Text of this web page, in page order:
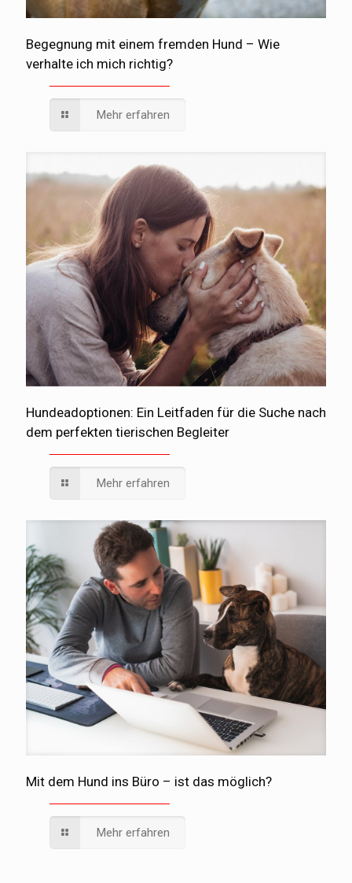
Begegnung mit einem fremden Hund – Wie
verhalte ich mich richtig?
Mehr erfahren
Hundeadoptionen: Ein Leitfaden für die Suche nach
dem perfekten tierischen Begleiter
Mehr erfahren
Mit dem Hund ins Büro – ist das möglich?
Mehr erfahren